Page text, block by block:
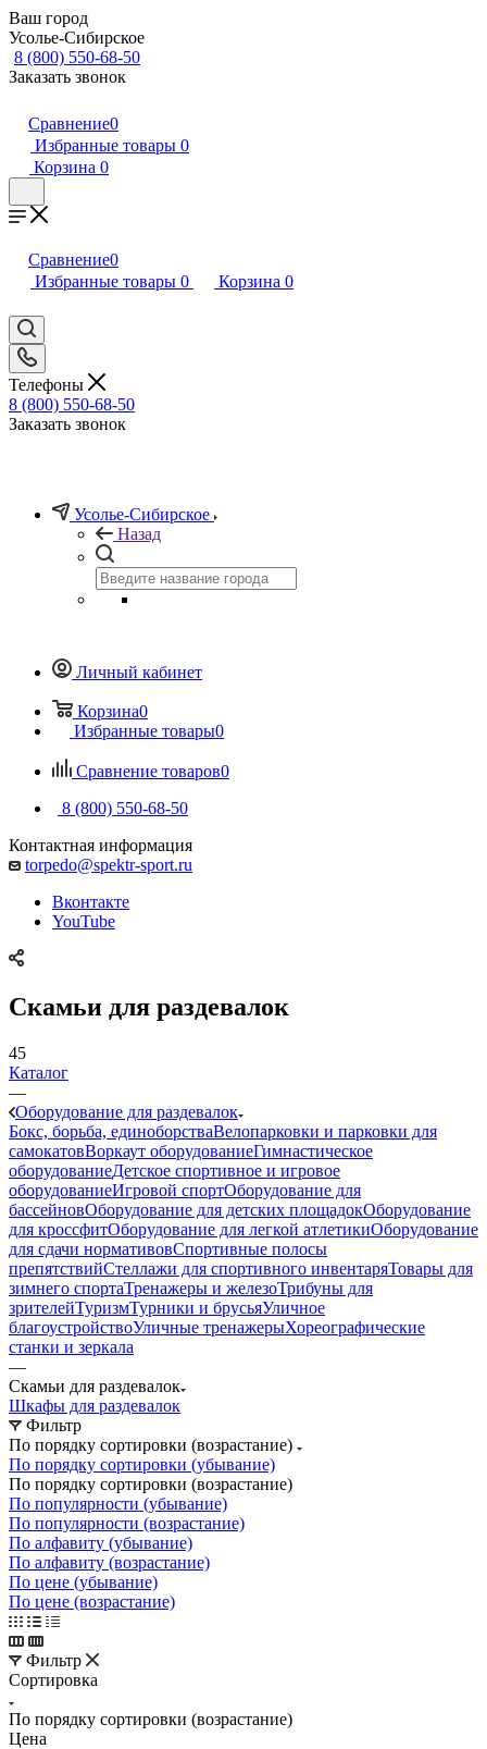
Ваш город
Усолье-Сибирское
8 (800) 550-68-50
Заказать звонок
Сравнение0
Избранные товары 0
Корзина 0
Сравнение0
Избранные товары 0 Корзина 0
Телефоны
8 (800) 550-68-50
Заказать звонок
Усолье-Сибирское
Назад
Личный кабинет
Корзина0
Избранные товары0
Сравнение товаров0
8 (800) 550-68-50
Контактная информация
torpedo@spektr-sport.ru
Вконтакте
YouTube
Скамьи для раздевалок
45
Каталог
—
Оборудование для раздевалок
Бокс, борьба, единоборстваВелопарковки и парковки для
самокатовВоркаут оборудованиеГимнастическое
оборудованиеДетское спортивное и игровое
оборудованиеИгровой спортОборудование для
бассейновОборудование для детских площадокОборудование
для кроссфитОборудование для легкой атлетикиОборудование
для сдачи нормативовСпортивные полосы
препятствийСтеллажи для спортивного инвентаряТовары для
зимнего спортаТренажеры и железоТрибуны для
зрителейТуризмТурники и брусьяУличное
благоустройствоУличные тренажерыХореографические
станки и зеркала
—
Скамьи для раздевалок
Шкафы для раздевалок
Фильтр
По порядку сортировки (возрастание)
По порядку сортировки (убывание)
По порядку сортировки (возрастание)
По популярности (убывание)
По популярности (возрастание)
По алфавиту (убывание)
По алфавиту (возрастание)
По цене (убывание)
По цене (возрастание)
Фильтр
Сортировка
По порядку сортировки (возрастание)
Цена